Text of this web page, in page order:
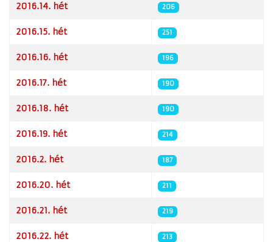
2016.14. hét 206
2016.15. hét 251
2016.16. hét 196
2016.17. hét 190
2016.18. hét 190
2016.19. hét 214
2016.2. hét 187
2016.20. hét 211
2016.21. hét 219
2016.22. hét 213